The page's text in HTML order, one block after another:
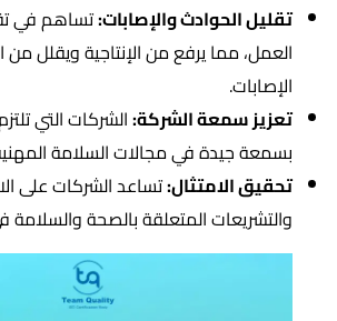
تقليل الحوادث والإصابات:تساهم في
العمل، مما يرفع من الإنتاجية ويقلل من
الإصابات.
تعزيز سمعة الشركة:الشركات التي
بسمعة جيدة في مجالات السلامة
تحقيق الامتثال:تساعد الشركات على
والتشريعات المتعلقة بالصحة والسلامة